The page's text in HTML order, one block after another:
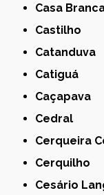
Casa
Castilho
Catanduva
Catiguá
Caçapava
Cedral
Cerqueira
Cerquilho
Cesário